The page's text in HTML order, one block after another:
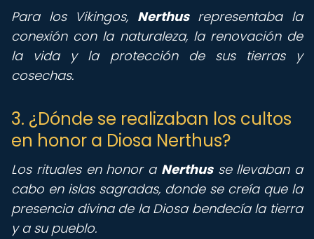
Para los Vikingos, Nerthusrepresentaba la
conexión con la naturaleza, la renovación de
la vida y la protección de sus tierras y
cosechas.
3. ¿Dónde se realizaban los cultos
en honor a Diosa Nerthus?
Los rituales en honor a Nerthusse llevaban a
cabo en islas sagradas, donde se creía que la
presencia divina de la Diosa bendecía la tierra
y a su pueblo.